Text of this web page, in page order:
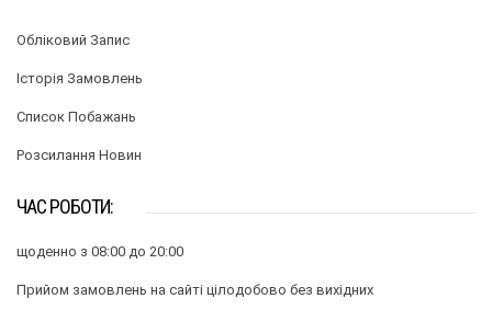
Обліковий Запис
Історія Замовлень
Список Побажань
Розсилання Новин
ЧАС РОБОТИ:
щоденно з 08:00 до 20:00
Прийом замовлень на сайті цілодобово без вихідних